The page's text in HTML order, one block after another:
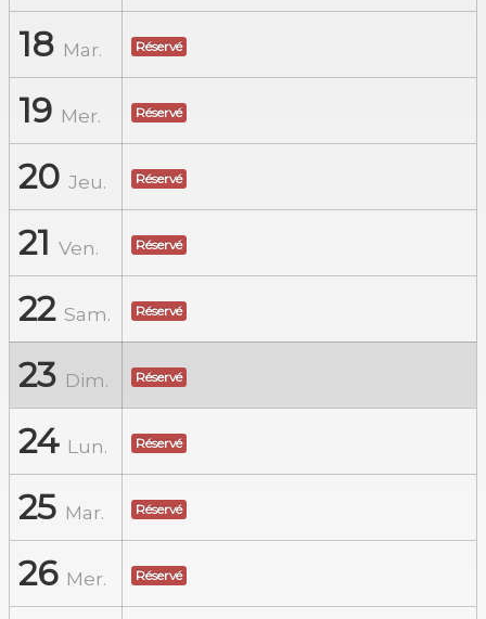
18 Mar. Réservé
19 Mer. Réservé
20 Jeu. Réservé
21 Ven. Réservé
22 Sam. Réservé
23 Dim. Réservé
24 Lun. Réservé
25 Mar. Réservé
26 Mer. Réservé